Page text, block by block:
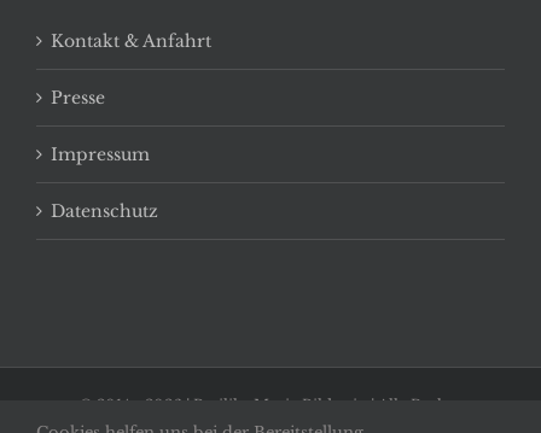
Kontakt & Anfahrt
Presse
Impressum
Datenschutz
© 2014 - 2026 | Basilika Maria Bildstein | Alle Rechte